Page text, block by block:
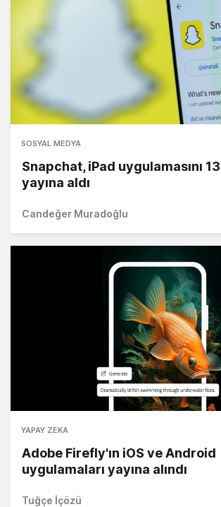
SOSYAL MEDYA
Snapchat, iPad uygulamasını
yayına aldı
Candeğer Muradoğlu
YAPAY ZEKA
Adobe Firefly'ın iOS ve Android
uygulamaları yayına alındı
Tuğçe İçözü